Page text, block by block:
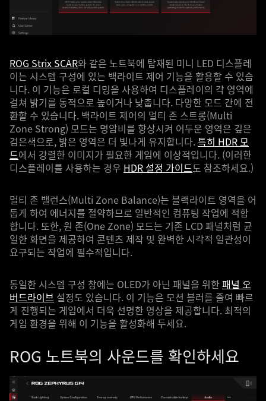
ROG Strix SCAR와 같은 노트북에 탑재된 미니 LED 디스플레
이는 시스템 구성에 있는 백라이트 제어 기능을 활용할 수 있습
니다. 이 기능은 로컬 디밍을 사용하여 디스플레이의 각 영역에
걸쳐 밝기를 동적으로 높이거나 낮춥니다. 다양한 모드 간에 전
환할 수 있습니다. 백라이트 제어의 멀티 존 스트롱(Multi
Zone Strong) 모드는 명암비를 향상시켜 어두운 영역은 깊은
검은색으로, 밝은 영역은 더 빛나게 유지합니다. 특히 HDR 모
드에서 강렬한 이미지가 필요한 게임에 이상적입니다. (이러한
디스플레이를 사용하는 경우 HDR 설정 가이드도 참조하세요.)
멀티 존 밸런스(Multi Zone Balance)는 블랙라이트 영역을 어
둡게 하여 에너지를 절약하므로 일반적인 컴퓨팅 작업에 적합
합니다. 또한, 원 존(One Zone) 모드는 기존 LCD 패널처럼 균
일한 화면을 제공하여 콘텐츠 제작 및 완벽한 시각적 일관성이
요구되는 작업에 필수적입니다.
동일한 시스템 구성 창에는 OLED가 아닌 패널을 위한 패널 오
버드라이브 설정도 있습니다. 이 기능은 모션 블러를 줄여 빠르
게 진행되는 게임에서 더욱 선명한 영상을 제공합니다. 최적의
게임 환경을 위해 이 기능을 활성화해 두세요.
ROG 노트북의 사운드를 확인하세요